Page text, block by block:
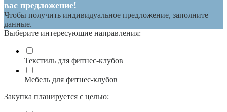
вас предложение!
Чтобы получить индивидуальное предложение, заполните
данные.
Выберите интересующие направления:
Текстиль для фитнес-клубов
Мебель для фитнес-клубов
Закупка планируется с целью: